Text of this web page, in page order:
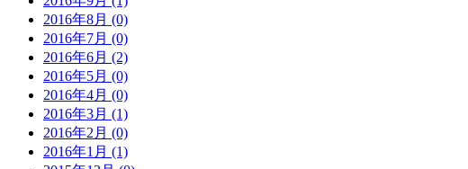
2016年8月 (0)
2016年7月 (0)
2016年6月 (2)
2016年5月 (0)
2016年4月 (0)
2016年3月 (1)
2016年2月 (0)
2016年1月 (1)